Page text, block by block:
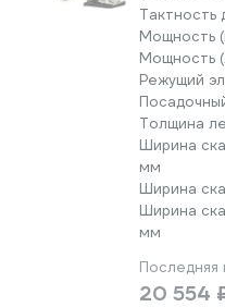
Тактность
Мощность
Мощность
Режущий
Толщина
Ширина
мм
Ширина
Ширина
мм
Последняя
20 554